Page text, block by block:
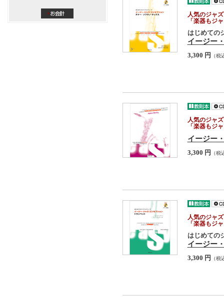
人気のジャ
「楽器もジ
はじめての
イージー
3,300 円 （税
人気のジャ
「楽器もジ
イージー
3,300 円 （税
人気のジャ
「楽器もジ
はじめての
イージー
3,300 円 （税